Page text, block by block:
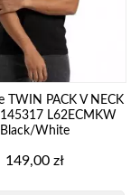
TWIN PACK V NECK
L62ECMKW
Black/White
Cena
149,00 zł